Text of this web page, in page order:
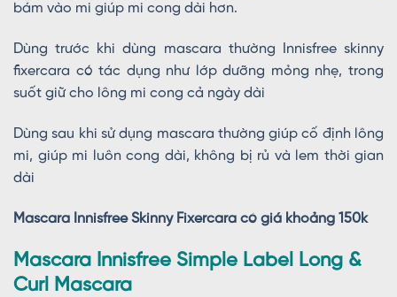
bám vào mi giúp mi cong dài hơn.
Dùng trước khi dùng mascara thường Innisfree skinny
fixercara có tác dụng như lớp dưỡng mỏng nhẹ, trong
suốt giữ cho lông mi cong cả ngày dài
Dùng sau khi sử dụng mascara thường giúp cố định lông
mi, giúp mi luôn cong dài, không bị rủ và lem thời gian
dài
Mascara Innisfree Skinny Fixercara có giá khoảng 150k
Mascara Innisfree Simple Label Long &
Curl Mascara